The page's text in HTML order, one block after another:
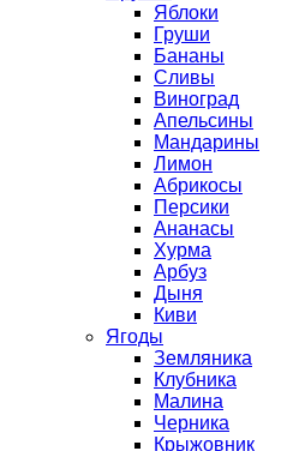
Яблоки
Груши
Бананы
Сливы
Виноград
Апельсины
Мандарины
Лимон
Абрикосы
Персики
Ананасы
Хурма
Арбуз
Дыня
Киви
Ягоды
Земляника
Клубника
Малина
Черника
Крыжовник